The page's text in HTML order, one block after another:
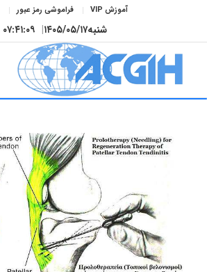
آموزش VIP فراموشی رمز عبور
شنبه۱۴۰۵/۰۵/۱۷| ۰۷:۴۱:۰۹